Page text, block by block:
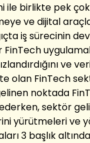
ile birlikte pek
ve dijital
iş sürecinin
ve
olan FinTech
noktada
sektör
yürütmeleri ve
3 başlık